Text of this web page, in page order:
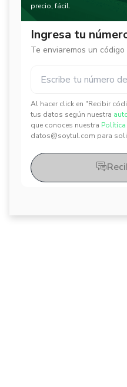
precio, fácil.
Ingresa tu
Te enviaremos un
Al hacer click en "Recibir
tus datos según nuestra
que conoces nuestra
datos@soytul.com para